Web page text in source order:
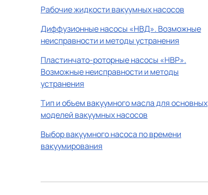
Рабочие жидкости вакуумных насосов
Диффузионные насосы «НВД». Возможные
неисправности и методы устранения
Пластинчато-роторные насосы «НВР».
Возможные неисправности и методы
устранения
Тип и объем вакуумного масла для основных
моделей вакуумных насосов
Выбор вакуумного насоса по времени
вакуумирования